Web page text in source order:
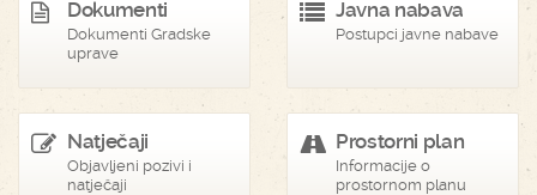
Dokumenti
Dokumenti Gradske
uprave
Javna nabava
Postupci javne nabave
Natječaji
Objavljeni pozivi i
natječaji
Prostorni plan
Informacije o
prostornom planu